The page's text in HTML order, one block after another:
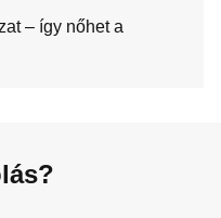
– így nőhet a